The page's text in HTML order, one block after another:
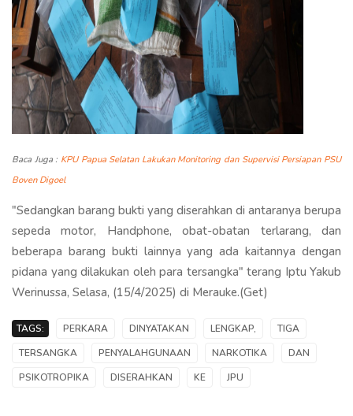
Baca Juga : KPU Papua Selatan Lakukan Monitoring dan Supervisi Persiapan PSU
Boven Digoel
"Sedangkan barang bukti yang diserahkan di antaranya berupa
sepeda motor, Handphone, obat-obatan terlarang, dan
beberapa barang bukti lainnya yang ada kaitannya dengan
pidana yang dilakukan oleh para tersangka" terang Iptu Yakub
Werinussa, Selasa, (15/4/2025) di Merauke.(Get)
TAGS: PERKARA DINYATAKAN LENGKAP,
TIGA
TERSANGKA
PENYALAHGUNAAN NARKOTIKA
DAN
PSIKOTROPIKA
DISERAHKAN KE JPU